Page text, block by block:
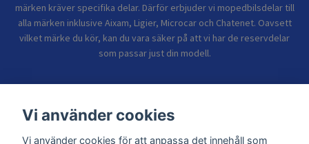
märken kräver specifika delar. Därför erbjuder vi mopedbilsdelar till
alla märken inklusive Aixam, Ligier, Microcar och Chatenet. Oavsett
vilket märke du kör, kan du vara säker på att vi har de reservdelar
som passar just din modell.
Vi använder cookies
Vi använder cookies för att anpassa det innehåll som